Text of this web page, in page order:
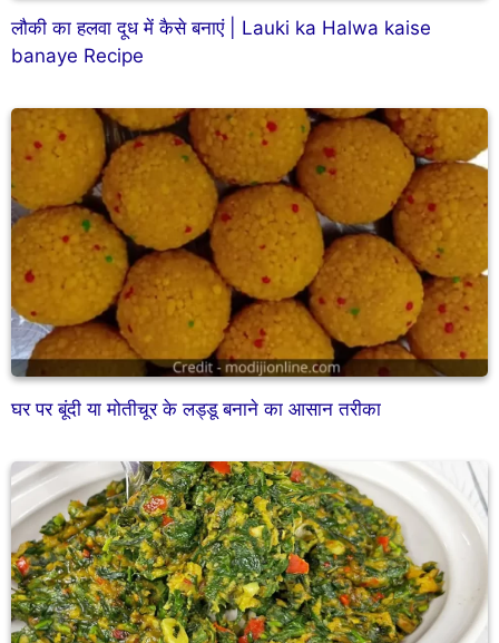
लौकी का हलवा दूध में कैसे बनाएं | Lauki ka Halwa kaise
banaye Recipe
घर पर बूंदी या मोतीचूर के लड्डू बनाने का आसान तरीका